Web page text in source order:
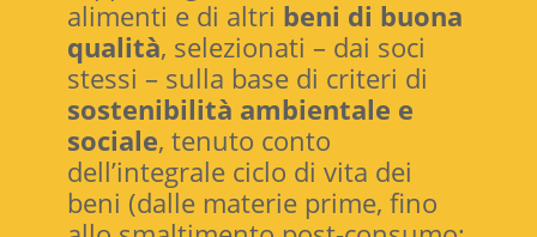
alimenti e di altri beni di buona
qualità, selezionati – dai soci
stessi – sulla base di criteri di
sostenibilità ambientale e
sociale, tenuto conto
dell’integrale ciclo di vita dei
beni (dalle materie prime, fino